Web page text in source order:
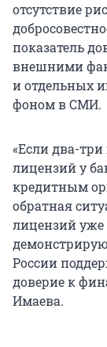
отсутствие
показатель
внешними
и отдельных
фоном в СМИ.
«Если два-три
лицензий у
кредитным
обратная
лицензий уже
России
доверие к
Имаева.